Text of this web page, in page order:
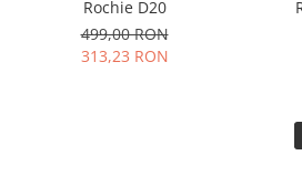
Rochie D20
499,00 RON
313,23 RON